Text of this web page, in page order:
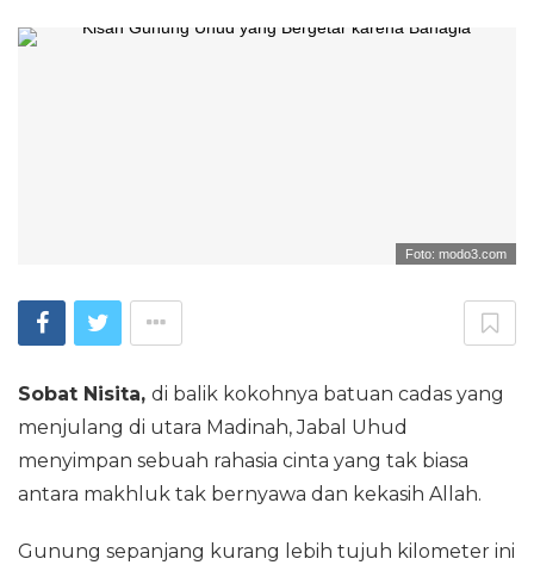
Foto: modo3.com
Sobat Nisita, di balik kokohnya batuan cadas yang
menjulang di utara Madinah, Jabal Uhud
menyimpan sebuah rahasia cinta yang tak biasa
antara makhluk tak bernyawa dan kekasih Allah.
Gunung sepanjang kurang lebih tujuh kilometer ini